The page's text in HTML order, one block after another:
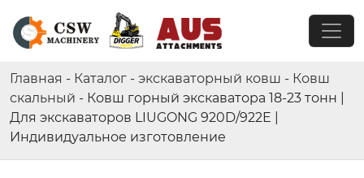
Главная - Каталог - экскаваторный ковш - Ковш
скальный - Ковш горный экскаватора 18-23 тонн |
Для экскаваторов LIUGONG 920D/922E |
Индивидуальное изготовление